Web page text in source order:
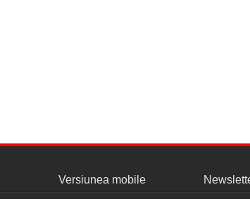
Versiunea mobile